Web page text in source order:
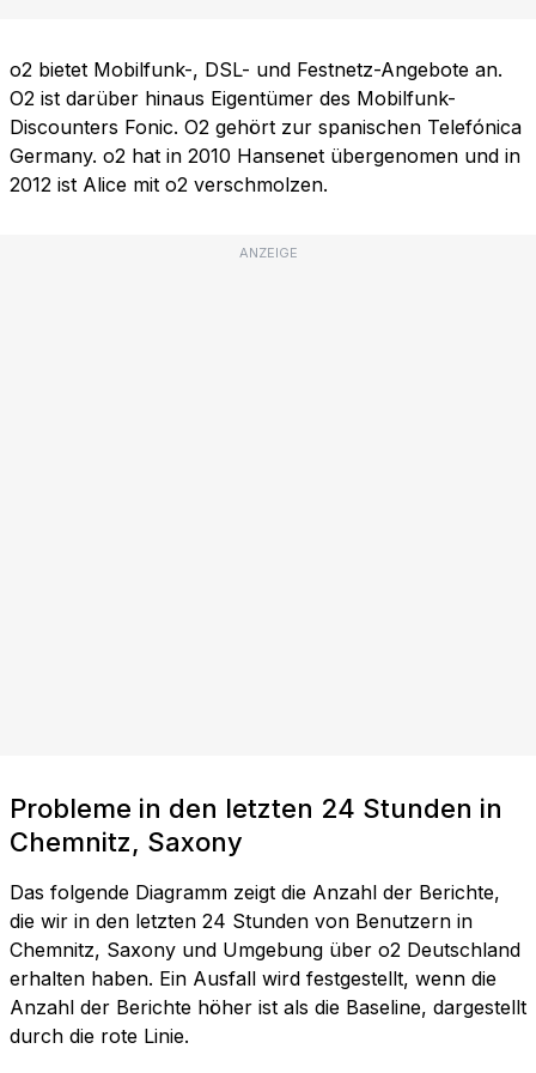
o2 bietet Mobilfunk-, DSL- und Festnetz-Angebote an.
O2 ist darüber hinaus Eigentümer des Mobilfunk-
Discounters Fonic. O2 gehört zur spanischen Telefónica
Germany. o2 hat in 2010 Hansenet übergenomen und in
2012 ist Alice mit o2 verschmolzen.
ANZEIGE
Probleme in den letzten 24 Stunden in
Chemnitz, Saxony
Das folgende Diagramm zeigt die Anzahl der Berichte,
die wir in den letzten 24 Stunden von Benutzern in
Chemnitz, Saxony und Umgebung über o2 Deutschland
erhalten haben. Ein Ausfall wird festgestellt, wenn die
Anzahl der Berichte höher ist als die Baseline, dargestellt
durch die rote Linie.